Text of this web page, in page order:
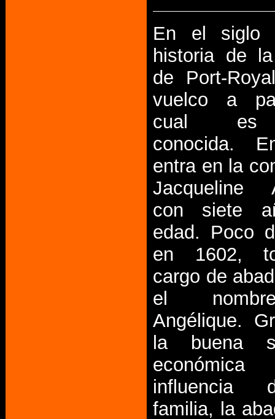
En el siglo
historia de
de Port-
vuelco a
cual es
conocida.
entra en la
Jacqueline
con siete
edad. Poco
en 1602,
cargo de
el
Angélique.
la buena
influencia
familia, la